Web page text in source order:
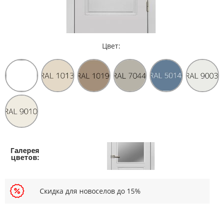
Цвет:
Скидка для новоселов до 15%